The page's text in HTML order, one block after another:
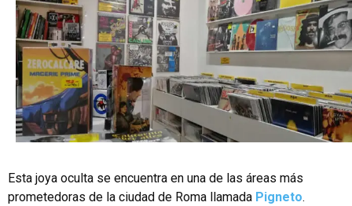
Esta joya oculta se encuentra en una de las áreas más
prometedoras de la ciudad de Roma llamada Pigneto.